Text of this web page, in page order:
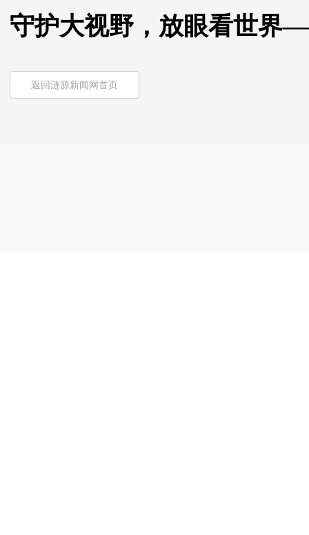
守护大视野，放眼看世界
返回涟源新闻网首页